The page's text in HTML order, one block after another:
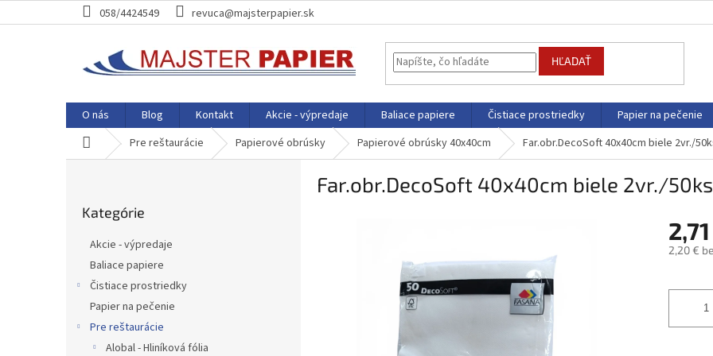
na
058/4424549 revuca@majsterpapier.sk
HĽADAŤ
O nás Blog Kontakt Akcie - výpredaje Baliace papiere Čistiace prostriedky Papier na pečenie
DomovPre reštaurácie Papierové obrúsky Papierové obrúsky 40x40cm Far.obr.DecoSoft 40x40cm biele 2vr./
kategórie
Kategórie
Akcie - výpredaje
Baliace papiere
Čistiace prostriedky
Papier na pečenie
Pre reštaurácie
Alobal - Hliníková fólia
Far.obr.DecoSoft 40x40cm biele 2vr./
2,20 €
cena: